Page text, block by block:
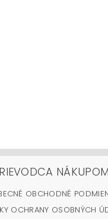
NÁKUPOM
OBCHODNÉ
OCHRANY OSOBNÝCH